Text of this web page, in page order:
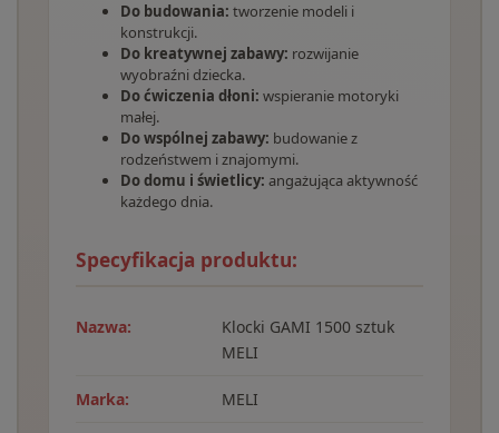
Do budowania: tworzenie modeli i
konstrukcji.
Do kreatywnej zabawy: rozwijanie
wyobraźni dziecka.
Do ćwiczenia dłoni: wspieranie motoryki
małej.
Do wspólnej zabawy: budowanie z
rodzeństwem i znajomymi.
Do domu i świetlicy: angażująca aktywność
każdego dnia.
Specyfikacja produktu:
Nazwa:
Klocki GAMI 1500 sztuk
MELI
Marka: MELI